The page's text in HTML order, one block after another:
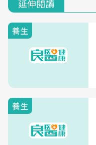
延伸閱讀
養生
養生